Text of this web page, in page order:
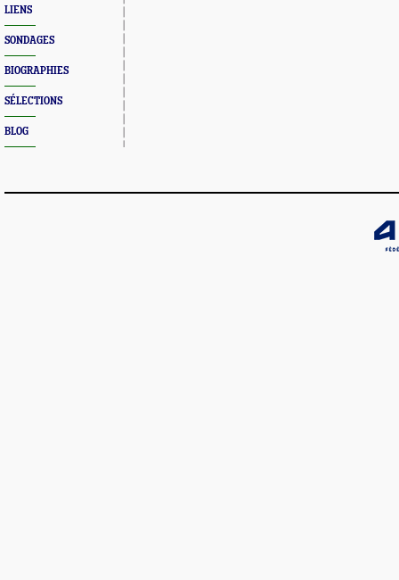
LIENS
SONDAGES
BIOGRAPHIES
SÉLECTIONS
BLOG